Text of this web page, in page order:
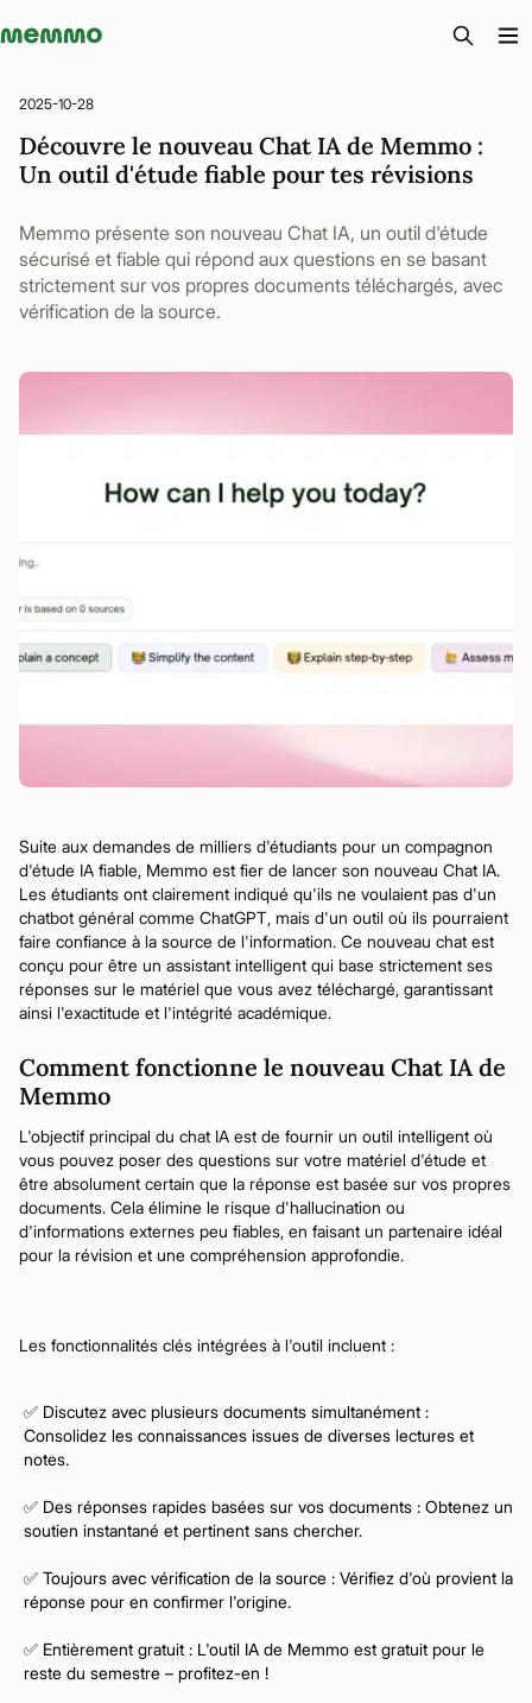
Memmo - AI-verktyg och digital kurslitteratur
2025-10-28
Découvre le nouveau Chat IA de Memmo :
Un outil d'étude fiable pour tes révisions
Memmo présente son nouveau Chat IA, un outil d'étude
sécurisé et fiable qui répond aux questions en se basant
strictement sur vos propres documents téléchargés, avec
vérification de la source.
Suite aux demandes de milliers d'étudiants pour un compagnon
d'étude IA fiable, Memmo est fier de lancer son nouveau Chat IA.
Les étudiants ont clairement indiqué qu'ils ne voulaient pas d'un
chatbot général comme ChatGPT, mais d'un outil où ils pourraient
faire confiance à la source de l'information. Ce nouveau chat est
conçu pour être un assistant intelligent qui base strictement ses
réponses sur le matériel que vous avez téléchargé, garantissant
ainsi l'exactitude et l'intégrité académique.
Comment fonctionne le nouveau Chat IA de
Memmo
L'objectif principal du chat IA est de fournir un outil intelligent où
vous pouvez poser des questions sur votre matériel d'étude et
être absolument certain que la réponse est basée sur vos propres
documents. Cela élimine le risque d'hallucination ou
d'informations externes peu fiables, en faisant un partenaire idéal
pour la révision et une compréhension approfondie.
Les fonctionnalités clés intégrées à l'outil incluent :
✅ Discutez avec plusieurs documents simultanément :
Consolidez les connaissances issues de diverses lectures et
notes.
✅ Des réponses rapides basées sur vos documents : Obtenez un
soutien instantané et pertinent sans chercher.
✅ Toujours avec vérification de la source : Vérifiez d'où provient la
réponse pour en confirmer l'origine.
✅ Entièrement gratuit : L'outil IA de Memmo est gratuit pour le
reste du semestre – profitez-en !